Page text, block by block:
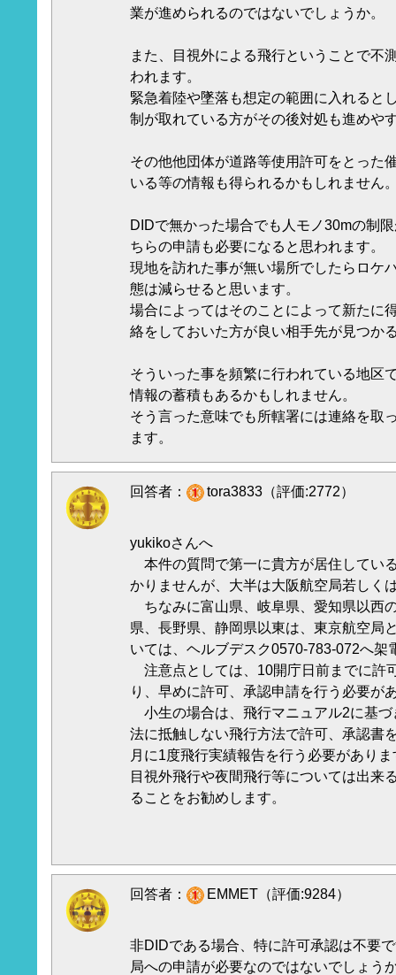
業が進められるのではないでしょうか。
また、目視外による飛行ということで不
われます。
緊急着陸や墜落も想定の範囲に入れると
制が取れている方がその後対処も進めや
その他他団体が道路等使用許可をとった
いる等の情報も得られるかもしれません
DIDで無かった場合でも人モノ30mの制
ちらの申請も必要になると思われます。
現地を訪れた事が無い場所でしたらロケ
態は減らせると思います。
場合によってはそのことによって新たに
絡をしておいた方が良い相手先が見つか
そういった事を頻繁に行われている地区
情報の蓄積もあるかもしれません。
そう言った意味でも所轄署には連絡を取
ます。
回答者： tora3833（評価:2772）
yukikoさんへ
本件の質問で第一に貴方が居住してい
かりませんが、大半は大阪航空局若しく
ちなみに富山県、岐阜県、愛知県以西
県、長野県、静岡県以東は、東京航空局
いては、ヘルブデスク0570-783-072へ架
注意点としては、10開庁日前までに許
り、早めに許可、承認申請を行う必要が
小生の場合は、飛行マニュアル2に基
法に抵触しない飛行方法で許可、承認書
月に1度飛行実績報告を行う必要がありま
目視外飛行や夜間飛行等については出来
ることをお勧めします。
回答者： EMMET（評価:9284）
非DIDである場合、特に許可承認は不要
局への申請が必要なのではないでしょう